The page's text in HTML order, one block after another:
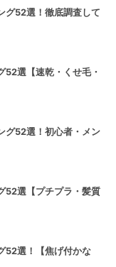
グ52選！徹底調査して
52選【速乾・くせ毛・
グ52選！初心者・メン
52選【プチプラ・髪質
52選！【焦げ付かな